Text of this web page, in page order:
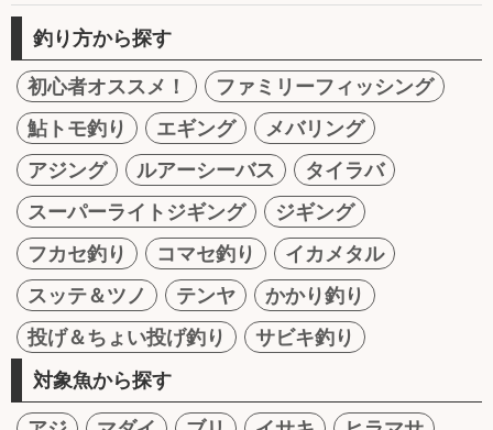
釣り方から探す
初心者オススメ！
ファミリーフィッシング
鮎トモ釣り
エギング
メバリング
アジング
ルアーシーバス
タイラバ
スーパーライトジギング
ジギング
フカセ釣り
コマセ釣り
イカメタル
スッテ＆ツノ
テンヤ
かかり釣り
投げ＆ちょい投げ釣り
サビキ釣り
対象魚から探す